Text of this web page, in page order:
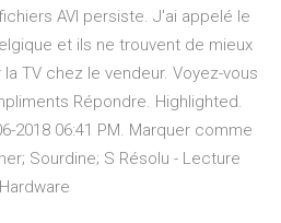
AVI persiste. J'ai appelé le
et ils ne trouvent de mieux
TV chez le vendeur. Voyez-vous
Répondre. Highlighted.
2018 06:41 PM. Marquer comme
Sourdine; S Résolu - Lecture